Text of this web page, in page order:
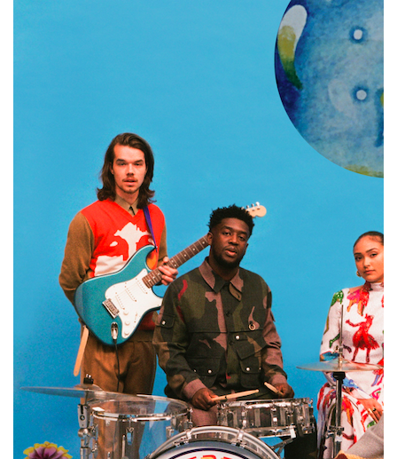
Ранее Farfetch и лондонский бутик винтажной одежды
House of Liza выпустили архивные модели Вальтера ван
Бейрендонка, одного из участников «антверпенской
можно почитать, что он рассказал о